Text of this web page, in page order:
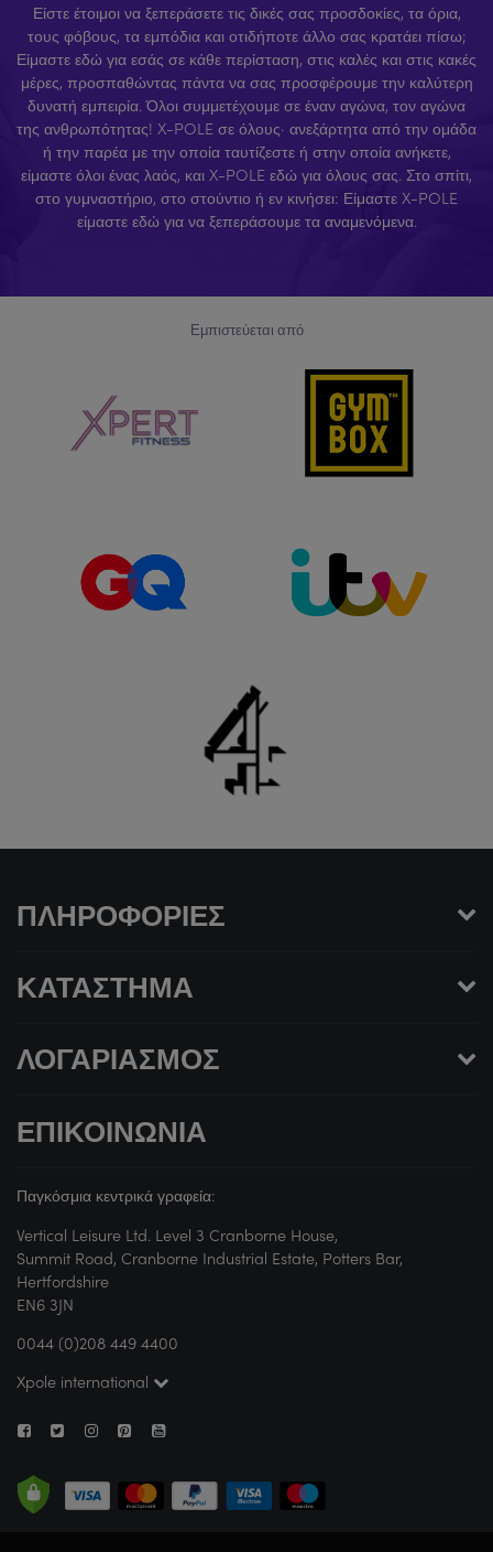
Είστε έτοιμοι να ξεπεράσετε τις δικές σας προσδοκίες, τα όρια,
τους φόβους, τα εμπόδια και οτιδήποτε άλλο σας κρατάει πίσω;
Είμαστε εδώ για εσάς σε κάθε περίσταση, στις καλές και στις κακές
μέρες, προσπαθώντας πάντα να σας προσφέρουμε την καλύτερη
δυνατή εμπειρία. Όλοι συμμετέχουμε σε έναν αγώνα, τον αγώνα
της ανθρωπότητας! X-POLE σε όλους· ανεξάρτητα από την ομάδα
ή την παρέα με την οποία ταυτίζεστε ή στην οποία ανήκετε,
είμαστε όλοι ένας λαός, και X-POLE εδώ για όλους σας. Στο σπίτι,
στο γυμναστήριο, στο στούντιο ή εν κινήσει: Είμαστε X-POLE
είμαστε εδώ για να ξεπεράσουμε τα αναμενόμενα.
Εμπιστεύεται από
ΠΛΗΡΟΦΟΡΊΕΣ
ΚΑΤΆΣΤΗΜΑ
ΛΟΓΑΡΙΑΣΜΌΣ
ΕΠΙΚΟΙΝΩΝΊΑ
Παγκόσμια κεντρικά γραφεία:
Vertical Leisure Ltd. Level 3 Cranborne House,
Summit Road, Cranborne Industrial Estate, Potters Bar,
Hertfordshire
EN6 3JN
0044 (0)208 449 4400
Xpole international